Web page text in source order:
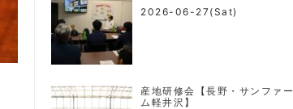
2026-06-27(Sat)
産地研修会【長野・サンファー
ム軽井沢】